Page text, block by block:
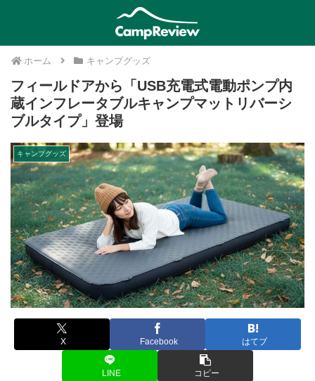
ホーム キャンプグッズ
フィールドアから「USB充電式電動ポンプ内
蔵インフレータブルキャンプマットリバーシ
ブルタイプ」登場
キャンプグッズ
X Facebook はてブ
LINE コピー